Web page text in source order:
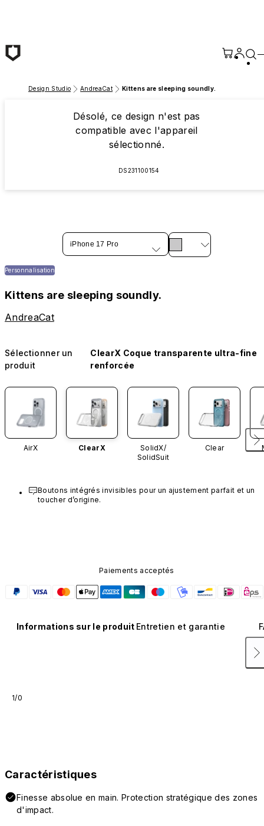
Design Studio AndreaCat Kittens are sleeping soundly.
Désolé, ce design n'est pas
compatible avec l'appareil
sélectionné.
DS231100154
iPhone 17 Pro
Personnalisation
Kittens are sleeping soundly.
AndreaCat
Sélectionner un
produit
ClearX Coque transparente ultra-fine
renforcée
AirX ClearX
SolidX/
SolidSuit
Clear
Boutons intégrés invisibles pour un ajustement parfait et un
toucher d’origine.
Paiements acceptés
Informations sur le produit Entretien et garantie
1/0
Caractéristiques
Finesse absolue en main. Protection stratégique des zones
d'impact.